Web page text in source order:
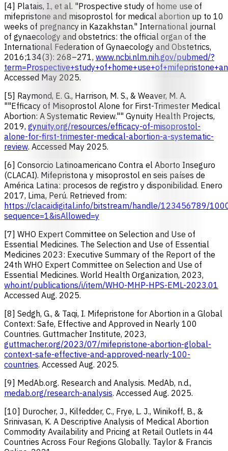
[4] Platais, I., et al. "Prospective study of home use of
mifepristone and misoprostol for medical abortion up to 10
weeks of pregnancy in Kazakhstan." International journal
of gynaecology and obstetrics: the official organ of the
International Federation of Gynaecology and Obstetrics,
2016;134(3): 268–271, www.ncbi.nlm.nih.gov/pubmed/?
Accessed May 2025.
[5] Raymond, E. G., Harrison, M. S., & Weaver, M. A.
""Efficacy of Misoprostol Alone for First-Trimester Medical
Abortion: A Systematic Review."" Gynuity Health Projects,
2019, gynuity.org/resources/efficacy-of-misoprostol-
alone-for-first-trimester-medical-abortion-a-systematic-
review. Accessed May 2025.
[6] Consorcio Latinoamericano Contra el Aborto Inseguro
(CLACAI). Mifepristona y misoprostol en seis países de
América Latina: procesos de registro y disponibilidad. Enero
2017, Lima, Perú. Retrieved from:
https://clacaidigital.info/bitstream/handle/123456789/
sequence=1&isAllowed=y
[7] WHO Expert Committee on Selection and Use of
Essential Medicines. The Selection and Use of Essential
Medicines 2023: Executive Summary of the Report of the
24th WHO Expert Committee on Selection and Use of
Essential Medicines. World Health Organization, 2023,
who.int/publications/i/item/WHO-MHP-HPS-EML-2023.01
Accessed Aug. 2025.
[8] Sedgh, G., & Taqi, I. Mifepristone for Abortion in a Global
Context: Safe, Effective and Approved in Nearly 100
Countries. Guttmacher Institute, 2023,
guttmacher.org/2023/07/mifepristone-abortion-global-
context-safe-effective-and-approved-nearly-100-
countries. Accessed Aug. 2025.
[9] MedAb.org. Research and Analysis. MedAb, n.d.,
medab.org/research-analysis. Accessed Aug. 2025.
[10] Durocher, J., Kilfedder, C., Frye, L. J., Winikoff, B., &
Srinivasan, K. A Descriptive Analysis of Medical Abortion
Commodity Availability and Pricing at Retail Outlets in 44
Countries Across Four Regions Globally. Taylor & Francis